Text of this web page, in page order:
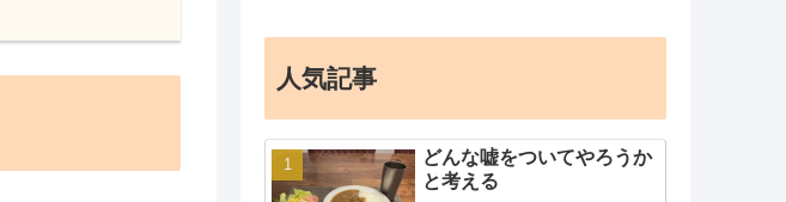
人気記事
どんな嘘をついてやろうか
と考える